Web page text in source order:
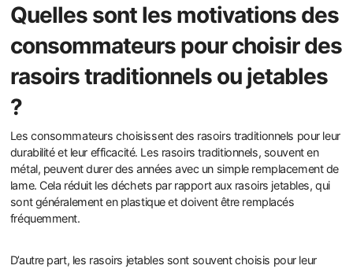
Quelles sont les motivations des
consommateurs pour choisir des
rasoirs traditionnels ou jetables
?
Les consommateurs choisissent des rasoirs traditionnels pour leur
durabilité et leur efficacité. Les rasoirs traditionnels, souvent en
métal, peuvent durer des années avec un simple remplacement de
lame. Cela réduit les déchets par rapport aux rasoirs jetables, qui
sont généralement en plastique et doivent être remplacés
fréquemment.
D’autre part, les rasoirs jetables sont souvent choisis pour leur